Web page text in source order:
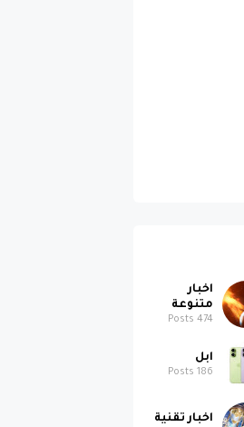
اخبار
متنوعة
474
ابل
186
اخبار تقنية